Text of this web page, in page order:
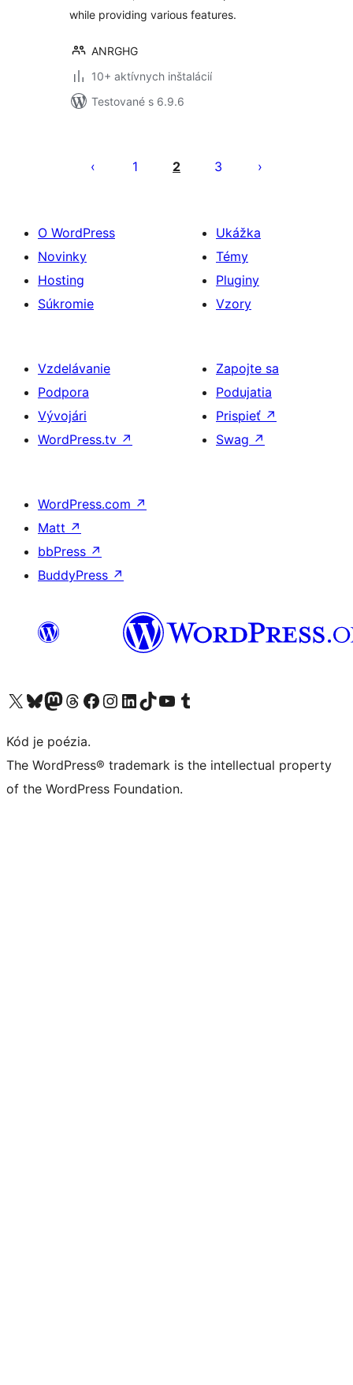
while providing various features.
ANRGHG
10+ aktívnych inštalácií
Testované s 6.9.6
príspevkov
1 2 3
O WordPress
Novinky
Hosting
Súkromie
Ukážka
Témy
Pluginy
Vzory
Vzdelávanie
Podpora
Vývojári
WordPress.tv ↗
Zapojte sa
Podujatia
Prispieť ↗
Swag ↗
WordPress.com ↗
Matt ↗
bbPress ↗
BuddyPress ↗
Navštívte náš účet na X (predtým Twitter)
Navštívte náš účet na platforme Bluesky
Navštívte náš účet na Mastodone
Navštívte náš účet na platforme Threads
Navštívte našu stránku na Facebooku
Navštívte náš účet Instagram
Navštívte náš účet LinkedIn
Navštívte náš účet na platforme TikTok
Navštívte náš kanál YouTube
Navštívte náš účet na platforme Tumblr
Kód je poézia.
The WordPress® trademark is the intellectual property
of the WordPress Foundation.